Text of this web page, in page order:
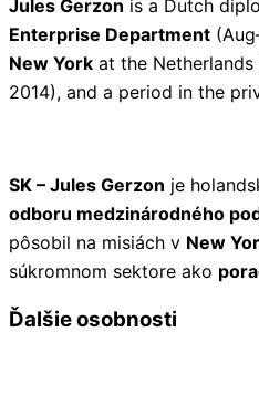
Jules Gerzon is a Dutch
Enterprise Department
New York at the
2014), and a period in the
SK – Jules Gerzon je
odboru medzinárodného
pôsobil na misiách v New
súkromnom sektore ako
Ďalšie osobnosti